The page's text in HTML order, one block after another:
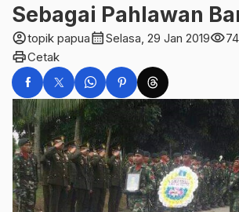
Sebagai Pahlawan
account_circletopik papuacalendar_monthSelasa, 29 Jan 2019visibility
printCetak